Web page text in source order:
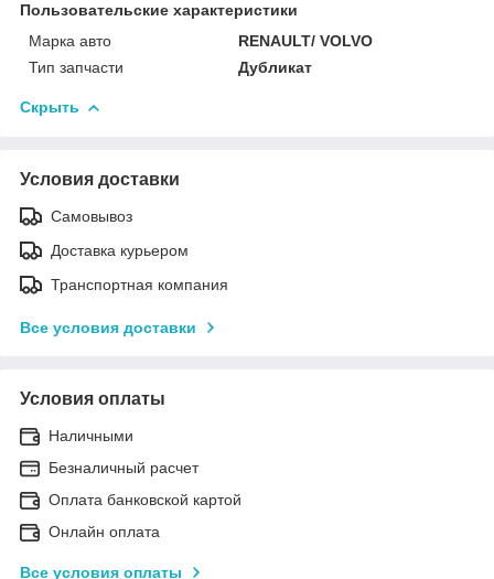
Пользовательские характеристики
Марка авто
RENAULT/ VOLVO
Тип запчасти
Дубликат
Скрыть
Условия доставки
Самовывоз
Доставка курьером
Транспортная компания
Все условия доставки
Условия оплаты
Наличными
Безналичный расчет
Оплата банковской картой
Онлайн оплата
Все условия оплаты